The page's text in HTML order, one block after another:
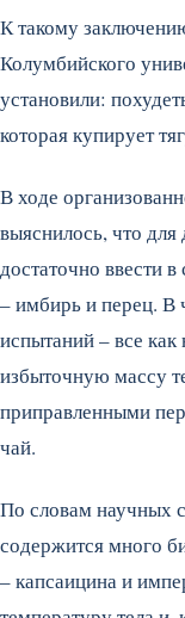
К такому
Колумбийского
установили:
которая купирует
В ходе
выяснилось, что
достаточно ввести
– имбирь и перец. В
испытаний – все
избыточную массу
приправленными
чай.
По словам научных
содержится много
– капсаицина и